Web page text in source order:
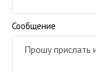
Сообщение